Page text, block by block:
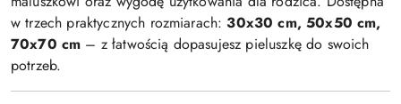
w trzech praktycznych rozmiarach:30x30 cm, 50x50 cm,
70x70 cm – z łatwością dopasujesz pieluszkę do swoich
potrzeb.